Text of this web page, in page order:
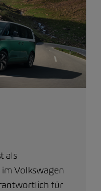
als
Volkswagen
für